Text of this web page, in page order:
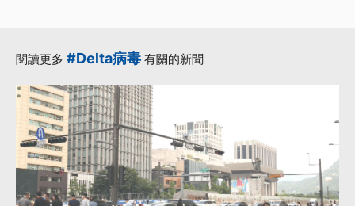
閱讀更多 #Delta病毒 有關的新聞